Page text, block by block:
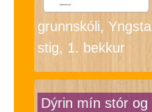
grunnskóli, Yngsta
stig, 1. bekkur
Dýrin mín stór og